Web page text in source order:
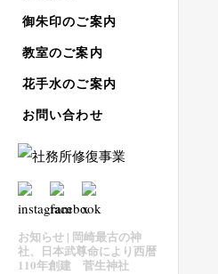
御朱印のご案内
教室のご案内
花手水のご案内
お問い合わせ
お知らせ | 岡崎最古の神
社、日本武尊命により西暦
110年創建 菅生神社